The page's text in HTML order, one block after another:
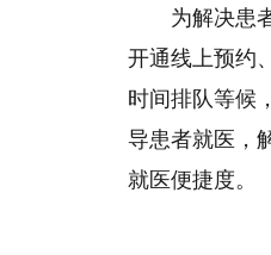
为解决患
开通线上预约
时间排队等候
导患者就医，
就医便捷度。